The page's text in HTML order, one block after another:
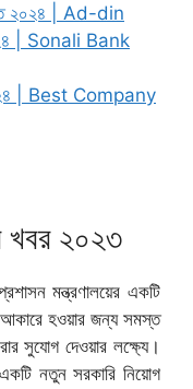
২০২৪ | Ad-din
| Sonali Bank
| Best Company
খবর ২০২৩
মন্ত্রণালয়ের একটি
হওয়ার জন্য সমস্ত
সুযোগ দেওয়ার লক্ষ্যে।
নতুন সরকারি নিয়োগ